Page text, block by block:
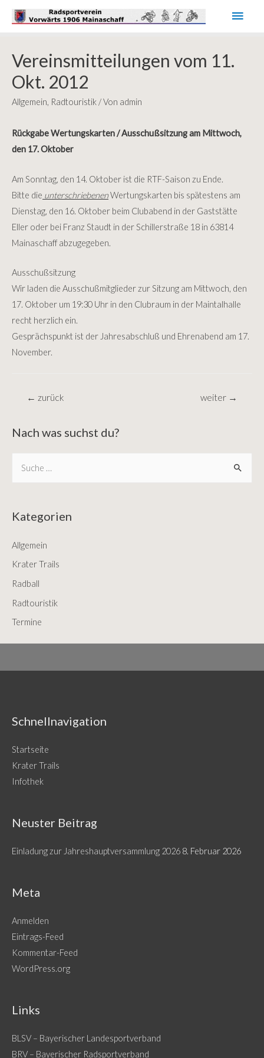
Vereinsmitteilungen vom 11.
Okt. 2012
Allgemein, Radtouristik / Von admin
Rückgabe Wertungskarten / Ausschußsitzung am Mittwoch,
den 17. Oktober
Am Sonntag, den 14. Oktober ist die RTF-Saison zu Ende.
Bitte die unterschriebenenWertungskarten bis spätestens am
Dienstag, den 16. Oktober beim Clubabend in der Gaststätte
Eller oder bei Franz Staudt in der Schillerstraße 18 in 63814
Mainaschaff abzugegeben.
Ausschußsitzung
Wir laden die Ausschußmitglieder zur Sitzung am Mittwoch, den
17. Oktober um 19:30 Uhr in den Clubraum in der Maintalhalle
recht herzlich ein.
Gesprächspunkt ist der Jahresabschluß und Ehrenabend am 17.
November.
Beitragsnavigation
← zurück weiter →
Nach was suchst du?
r
h
f
o
r
Kategorien
Allgemein
Krater Trails
Radball
Radtouristik
Termine
Schnellnavigation
Startseite
Krater Trails
Infothek
Neuster Beitrag
Einladung zur Jahreshauptversammlung 2026 8. Februar 2026
Meta
Anmelden
Eintrags-Feed
Kommentar-Feed
WordPress.org
Links
BLSV – Bayerischer Landesportverband
BRV – Bayerischer Radsportverband